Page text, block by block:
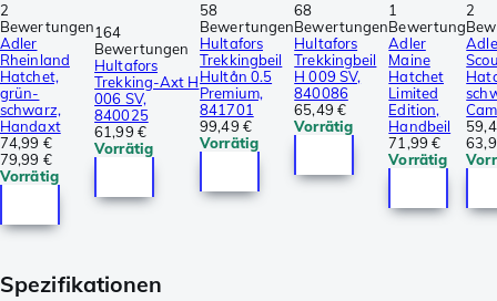
2
Bewertungen
Adler
Rheinland
Hatchet,
grün-
schwarz,
Handaxt
74,99 €
79,99 €
Vorrätig
164
Bewertungen
Hultafors
Trekking-Axt H
006 SV,
840025
61,99 €
Vorrätig
58
Bewertungen
Hultafors
Trekkingbeil
Hultån 0.5
Premium,
841701
99,49 €
Vorrätig
68
Bewertungen
Hultafors
Trekkingbeil
H 009 SV,
840086
65,49 €
Vorrätig
1
Bewertung
Adler
Maine
Hatchet
Limited
Edition,
Handbeil
71,99 €
Vorrätig
2
Spezifikationen